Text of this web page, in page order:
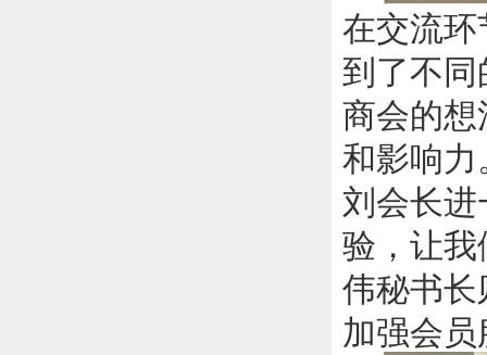
在交流
到了不
商会的
和影响力
刘会长
验，让
伟秘书
加强会